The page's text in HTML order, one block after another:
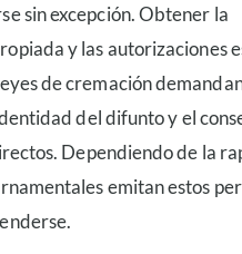
sin excepción. Obtener la
y las autorizaciones
de cremación
del difunto y el
Dependiendo de la
emitan estos